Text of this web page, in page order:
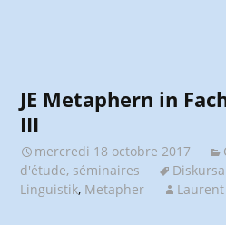
JE Metaphern in
III
mercredi 18 octobre 2017
d'étude, séminaires
Linguistik, Metapher